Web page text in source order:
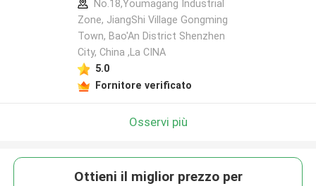
No.18,Youmagang Industrial
Zone, JiangShi Village Gongming
Town, Bao'An District Shenzhen
City, China ,La CINA
5.0
Fornitore verificato
Osservi più
Ottieni il miglior prezzo per